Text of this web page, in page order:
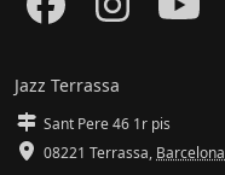
Jazz Terrassa
Sant Pere 46 1r pis
08221 Terrassa, Barcelona